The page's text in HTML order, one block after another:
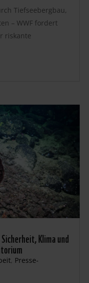
Tiefseebergbau,
– WWF fordert
riskante
Klima und
, Presse-